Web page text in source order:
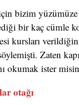
bizim
bir kaç cümle
kursları
Zaten
okumak ister
otağı